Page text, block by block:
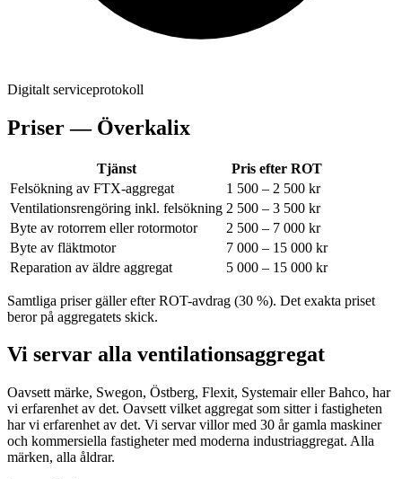
Digitalt serviceprotokoll
Priser — Överkalix
Tjänst
Pris efter ROT
Felsökning av FTX-aggregat
1 500 – 2 500 kr
Ventilationsrengöring inkl. felsökning 2 500 – 3 500 kr
Byte av rotorrem eller rotormotor
2 500 – 7 000 kr
Byte av fläktmotor
7 000 – 15 000 kr
Reparation av äldre aggregat
5 000 – 15 000 kr
Samtliga priser gäller efter ROT-avdrag (30 %). Det exakta priset
beror på aggregatets skick.
Vi servar alla ventilationsaggregat
Oavsett märke, Swegon, Östberg, Flexit, Systemair eller Bahco, har
vi erfarenhet av det. Oavsett vilket aggregat som sitter i fastigheten
har vi erfarenhet av det. Vi servar villor med 30 år gamla maskiner
och kommersiella fastigheter med moderna industriaggregat. Alla
märken, alla åldrar.